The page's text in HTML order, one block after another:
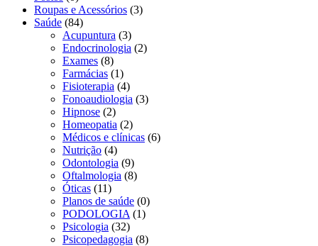
Roupas e Acessórios (3)
Saúde (84)
Acupuntura (3)
Endocrinologia (2)
Exames (8)
Farmácias (1)
Fisioterapia (4)
Fonoaudiologia (3)
Hipnose (2)
Homeopatia (2)
Médicos e clínicas (6)
Nutrição (4)
Odontologia (9)
Oftalmologia (8)
Óticas (11)
Planos de saúde (0)
PODOLOGIA (1)
Psicologia (32)
Psicopedagogia (8)